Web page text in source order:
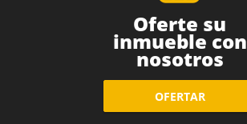
Oferte su
inmueble con
nosotros
OFERTAR